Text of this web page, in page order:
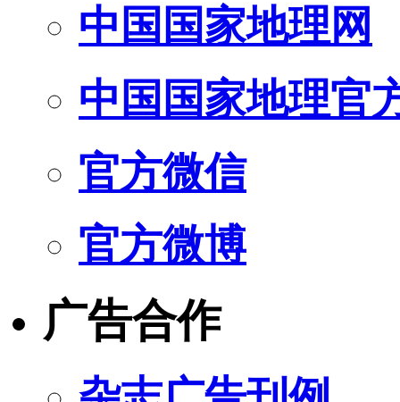
中国国家地理网
中国国家地理官
官方微信
官方微博
广告合作